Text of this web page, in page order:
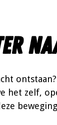
het zelf,